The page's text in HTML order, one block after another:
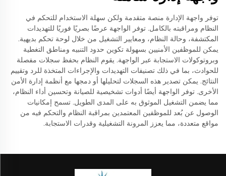
توفر واجهة الإدارة منصة متقدمة ولكن سهلة الاستخدام للتحكم في
النظام ومراقبته بالكامل. توفر الواجهة عرضًا بصريًا فوريًا للتهديدات
المكتشفة، وحالة النظام، ومعايير التشغيل من خلال لوحة تحكم بديهية.
يمكن للموظفين الأمنيين بسهولة تكوين حدود التنبيه ومناطق التغطية
وبروتوكولات الاستجابة عبر الواجهة. يقوم النظام بحفظ سجلات مفصلة
للحوادث، بما في ذلك تصنيفات التهديدات والإجراءات المتخذة للرد وتقييم
النتائج. يمكن تصدير هذه السجلات لتحليلها أو دمجها مع أنظمة إدارة الأمن
الأخرى. توفر الواجهة أيضًا أدوات تشخيصية للصيانة وتحسين أداء النظام،
مما يضمن التشغيل الموثوق به على المدى الطويل. تسمح إمكانيات
الوصول عن بُعد للموظفين المعتمدين بمراقبة النظام والتحكم فيه من
مواقع متعددة، مما يعزز المرونة التشغيلية وقدرات الاستجابة.